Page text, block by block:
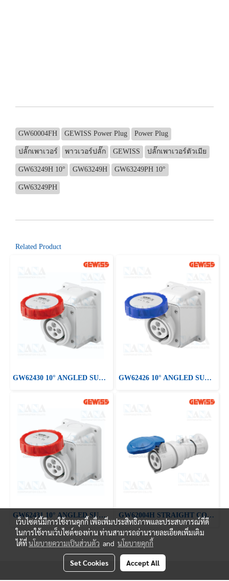
GW60004FH GEWISS Power Plug Power Plug
ปลั๊กเพาเวอร์ พาวเวอร์ปลั๊ก GEWISS ปลั๊กเพาเวอร์ตัวเมีย
GW63249H 10° GW63249H GW63249PH 10°
GW63249PH
Related Product
GW62430 10° ANGLED SURFACE-MOUNTING SOCKET-OUTLET GW62426 10° ANGLED SURFACE-MOUNTING SOCKET-OUTLET
GW62431 10° ANGLED SURFACE-MOUNTING SOCKET-OUTLET GW62004H STRAIGHT CONNECTOR HP - IP44/IP54
เว็บไซต์นี้มีการใช้งานคุกกี้ เพื่อเพิ่มประสิทธิภาพและประสบการณ์ที่ดี
ในการใช้งานเว็บไซต์ของท่าน ท่านสามารถอ่านรายละเอียดเพิ่มเติม
ได้ที่นโยบายความเป็นส่วนตัว and นโยบายคุกกี้
Set Cookies Accept All